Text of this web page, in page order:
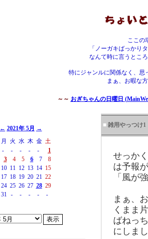
ここの
「ノーガキばっかり
なんて時に言うとこ
特にジャンルに関係なく、思
まぁ、お暇な
～～ おぎちゃんの日曜日
← 2021年 5月 →
月 火 水 木 金 土
- - - - -
1
3 4 5 6 7
8
10 11 12 13 14 15
17 18 19 20 21 22
24 25 26 27 28 29
31 - - - - -
■ 雑用やっつけ1
せっか
は予報
「風が
まぁ、
くまま
ばねっ
にしま